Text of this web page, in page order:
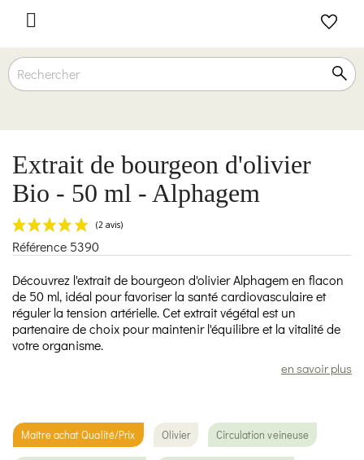

Extrait de bourgeon d'olivier
Bio - 50 ml - Alphagem
Référence 5390
Découvrez l'extrait de bourgeon d'olivier Alphagem en flacon
de 50 ml, idéal pour favoriser la santé cardiovasculaire et
réguler la tension artérielle. Cet extrait végétal est un
partenaire de choix pour maintenir l'équilibre et la vitalité de
votre organisme.
en savoir plus
Maître achat Qualité/Prix Olivier Circulation veineuse